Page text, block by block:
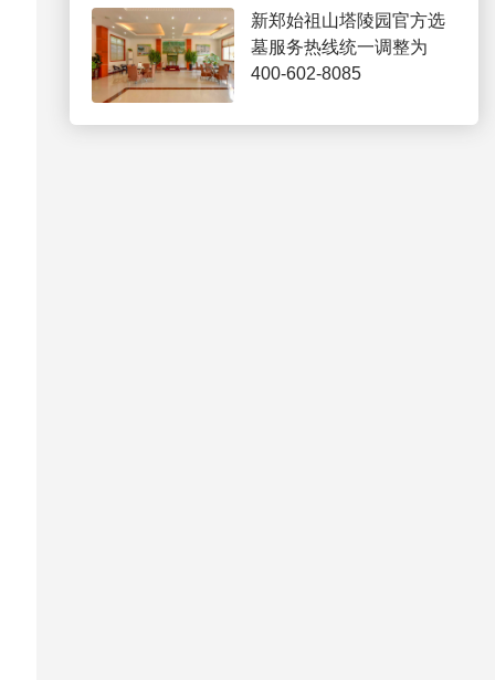
新郑始祖山塔陵园官方选
墓服务热线统一调整为
400-602-8085